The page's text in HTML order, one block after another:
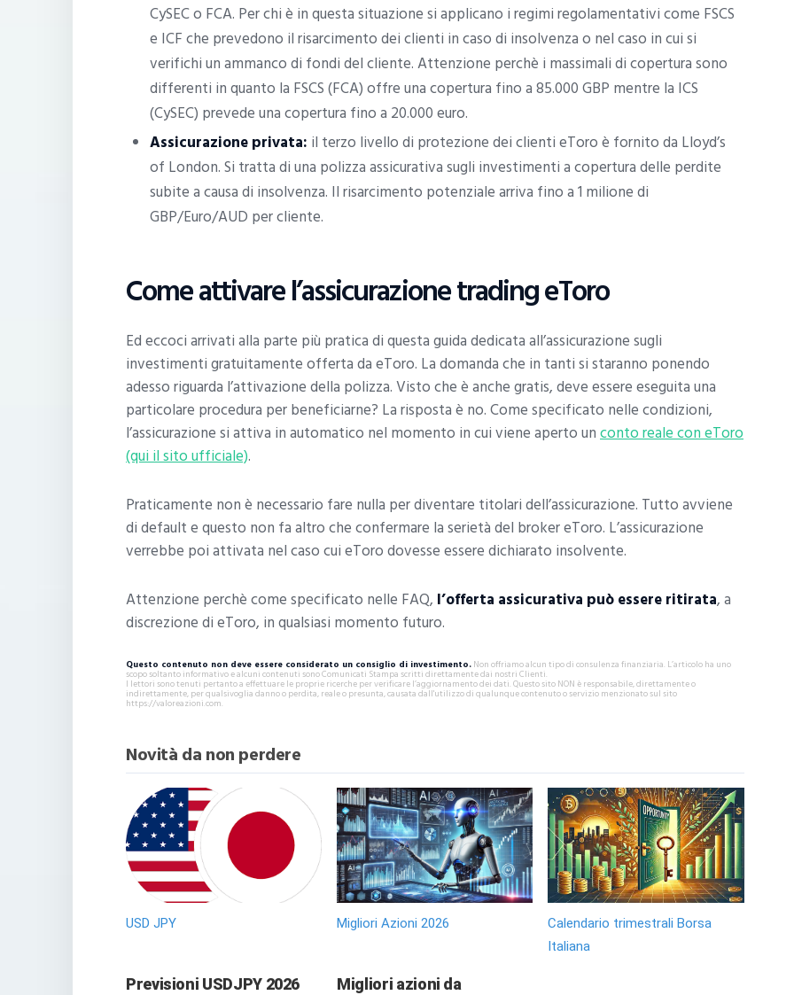
CySEC o FCA. Per chi è in questa situazione si applicano i regimi regolamentativi come FSCS
e ICF che prevedono il risarcimento dei clienti in caso di insolvenza o nel caso in cui si
verifichi un ammanco di fondi del cliente. Attenzione perchè i massimali di copertura sono
differenti in quanto la FSCS (FCA) offre una copertura fino a 85.000 GBP mentre la ICS
(CySEC) prevede una copertura fino a 20.000 euro.
Assicurazione privata: il terzo livello di protezione dei clienti eToro è fornito da Lloyd’s
of London. Si tratta di una polizza assicurativa sugli investimenti a copertura delle perdite
subite a causa di insolvenza. Il risarcimento potenziale arriva fino a 1 milione di
GBP/Euro/AUD per cliente.
Come attivare l’assicurazione trading eToro
Ed eccoci arrivati alla parte più pratica di questa guida dedicata all’assicurazione sugli
investimenti gratuitamente offerta da eToro. La domanda che in tanti si staranno ponendo
adesso riguarda l’attivazione della polizza. Visto che è anche gratis, deve essere eseguita una
particolare procedura per beneficiarne? La risposta è no. Come specificato nelle condizioni,
l’assicurazione si attiva in automatico nel momento in cui viene aperto unconto reale con eToro
(qui il sito ufficiale).
Praticamente non è necessario fare nulla per diventare titolari dell’assicurazione. Tutto avviene
di default e questo non fa altro che confermare la serietà del broker eToro. L’assicurazione
verrebbe poi attivata nel caso cui eToro dovesse essere dichiarato insolvente.
Attenzione perchè come specificato nelle FAQ, l’offerta assicurativa può essere ritirata, a
discrezione di eToro, in qualsiasi momento futuro.
Questo contenuto non deve essere considerato un consiglio di investimento.Non offriamo alcun tipo di consulenza finanziaria. L’articolo ha uno
scopo soltanto informativo e alcuni contenuti sono Comunicati Stampa scritti direttamente dai nostri Clienti.
I lettori sono tenuti pertanto a effettuare le proprie ricerche per verificare l’aggiornamento dei dati. Questo sito NON è responsabile, direttamente o
indirettamente, per qualsivoglia danno o perdita, reale o presunta, causata dall'utilizzo di qualunque contenuto o servizio menzionato sul sito
https://valoreazioni.com.
Novità da non perdere
USD JPY
Previsioni USDJPY 2026
Migliori Azioni 2026
Migliori azioni da
Calendario trimestrali Borsa
Italiana